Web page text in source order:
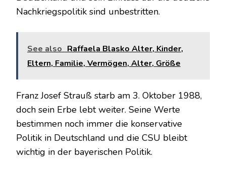
Nachkriegspolitik sind unbestritten.
See also Raffaela Blasko Alter, Kinder,
Eltern, Familie, Vermögen, Alter, Größe
Franz Josef Strauß starb am 3. Oktober 1988,
doch sein Erbe lebt weiter. Seine Werte
bestimmen noch immer die konservative
Politik in Deutschland und die CSU bleibt
wichtig in der bayerischen Politik.